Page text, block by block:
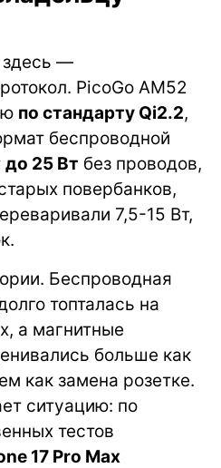
—
PicoGo AM52
по стандарту Qi2.2,
беспроводной
до 25 Вт без проводов,
повербанков,
7,5-15 Вт,
Беспроводная
топталась на
а магнитные
больше как
как замена розетке.
ситуацию: по
тестов
17 Pro Max